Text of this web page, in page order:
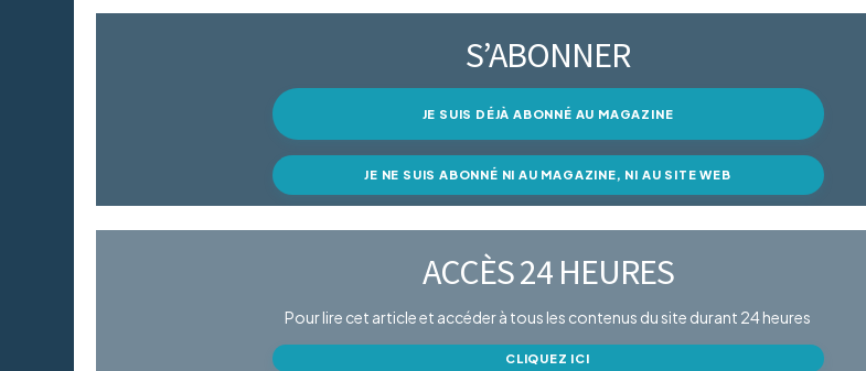
S’ABONNER
JE SUIS DÉJÀ ABONNÉ AU MAGAZINE
JE NE SUIS ABONNÉ NI AU MAGAZINE, NI AU SITE WEB
ACCÈS 24 HEURES
Pour lire cet article et accéder à tous les contenus du site durant 24 heures
CLIQUEZ ICI